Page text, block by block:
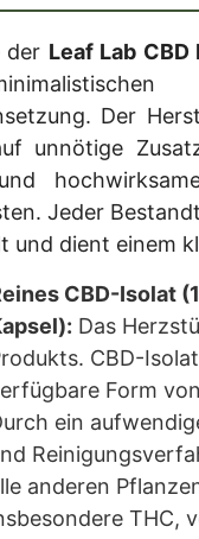
der Leaf Lab CBD
Der
unnötige
Jeder
und dient einem
CBD-Isolat
Das
CBD-
Form
ein
anderen
THC,